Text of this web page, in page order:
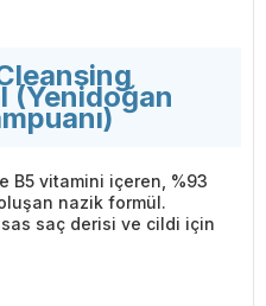
(Yenidoğan
B5 vitamini içeren, %93
nazik formül.
saç derisi ve cildi için